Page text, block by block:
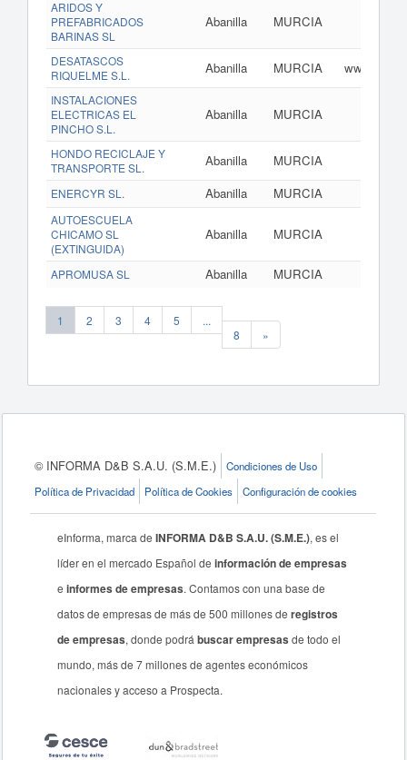
ARIDOS Y
PREFABRICADOS
BARINAS SL
Abanilla MURCIA
DESATASCOS
RIQUELME S.L.
Abanilla MURCIA
INSTALACIONES
ELECTRICAS EL
PINCHO S.L.
Abanilla MURCIA
HONDO RECICLAJE Y
TRANSPORTE SL.
Abanilla MURCIA
ENERCYR SL. Abanilla MURCIA
AUTOESCUELA
CHICAMO SL
(EXTINGUIDA)
Abanilla MURCIA
APROMUSA SL Abanilla MURCIA
1 2 3 4 5
...
8
»
© INFORMA D&B S.A.U. (S.M.E.)
Condiciones de Uso
Política de Privacidad
Política de Cookies Configuración de cookies
eInforma, marca deINFORMA D&B S.A.U. (S.M.E.), es el
líder en el mercado Español deinformación de empresas
einformes de empresas. Contamos con una base de
datos de empresas de más de 500 millones deregistros
de empresas, donde podrábuscar empresas de todo el
mundo, más de 7 millones de agentes económicos
nacionales y acceso a Prospecta.